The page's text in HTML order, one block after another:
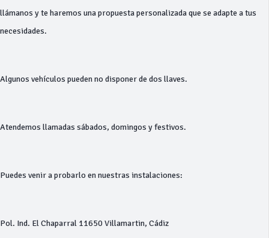
llámanos y te haremos una propuesta personalizada que se adapte a tus
necesidades.
Algunos vehículos pueden no disponer de dos llaves.
Atendemos llamadas sábados, domingos y festivos.
Puedes venir a probarlo en nuestras instalaciones:
Pol. Ind. El Chaparral 11650 Villamartin, Cádiz